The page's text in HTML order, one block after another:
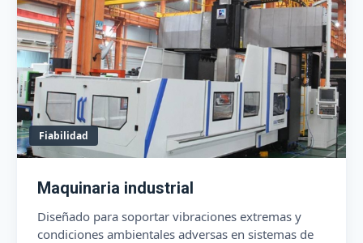
Fiabilidad
Maquinaria industrial
Diseñado para soportar vibraciones extremas y
condiciones ambientales adversas en sistemas de